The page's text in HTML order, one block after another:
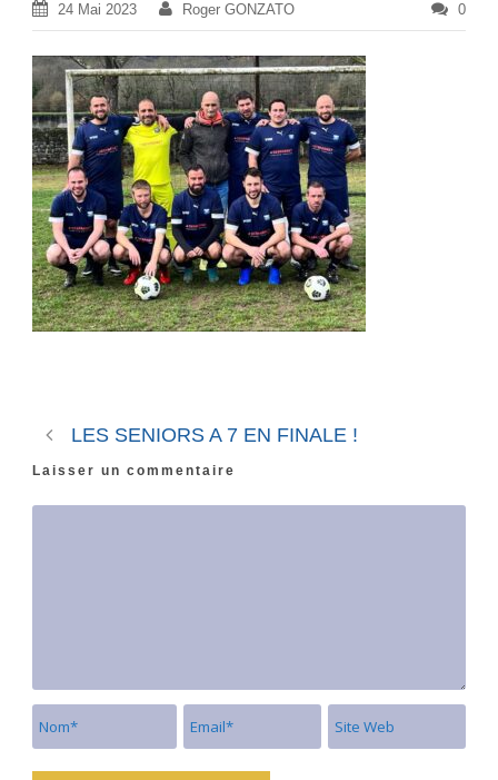
24 Mai 2023 Roger GONZATO 0
LES SENIORS A 7 EN FINALE !
Laisser un commentaire